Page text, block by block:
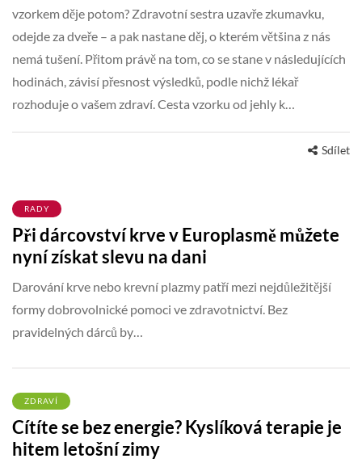
vzorkem děje potom? Zdravotní sestra uzavře zkumavku,
odejde za dveře – a pak nastane děj, o kterém většina z nás
nemá tušení. Přitom právě na tom, co se stane v následujících
hodinách, závisí přesnost výsledků, podle nichž lékař
rozhoduje o vašem zdraví. Cesta vzorku od jehly k…
Sdílet
RADY
Při dárcovství krve v Europlasmě můžete
nyní získat slevu na dani
Darování krve nebo krevní plazmy patří mezi nejdůležitější
formy dobrovolnické pomoci ve zdravotnictví. Bez
pravidelných dárců by…
ZDRAVÍ
Cítíte se bez energie? Kyslíková terapie je
hitem letošní zimy